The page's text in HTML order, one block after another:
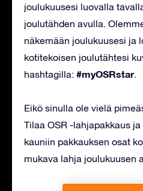
joulukuusesi luovalla
joulutähden avulla.
näkemään joulukuusesi ja
kotitekoisen joulutähtesi
hashtagilla: #myOSRstar.
Eikö sinulla ole vielä
Tilaa OSR -lahjapakkaus
kauniin pakkauksen osat
mukava lahja joulukuusen